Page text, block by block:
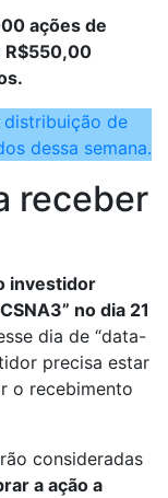
ações de
R$550,00
distribuição de
dessa semana.
receber
investidor
no dia 21
dia de “data-
precisa estar
o recebimento
consideradas
a ação a